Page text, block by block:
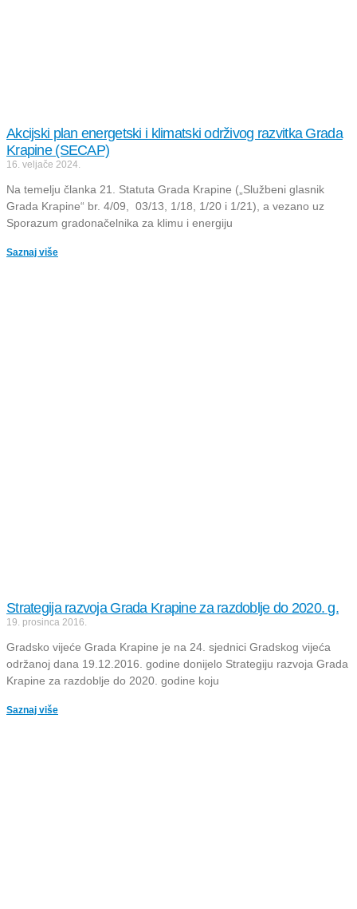
Akcijski plan energetski i klimatski održivog razvitka Grada
Krapine (SECAP)
16. veljače 2024.
Na temelju članka 21. Statuta Grada Krapine („Službeni glasnik
Grada Krapine“ br. 4/09, 03/13, 1/18, 1/20 i 1/21), a vezano uz
Sporazum gradonačelnika za klimu i energiju
Saznaj više
Strategija razvoja Grada Krapine za razdoblje do 2020. g.
19. prosinca 2016.
Gradsko vijeće Grada Krapine je na 24. sjednici Gradskog vijeća
održanoj dana 19.12.2016. godine donijelo Strategiju razvoja Grada
Krapine za razdoblje do 2020. godine koju
Saznaj više